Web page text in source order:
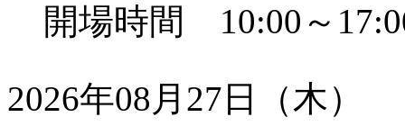
開場時間 10:00～
2026年08月27日（木）